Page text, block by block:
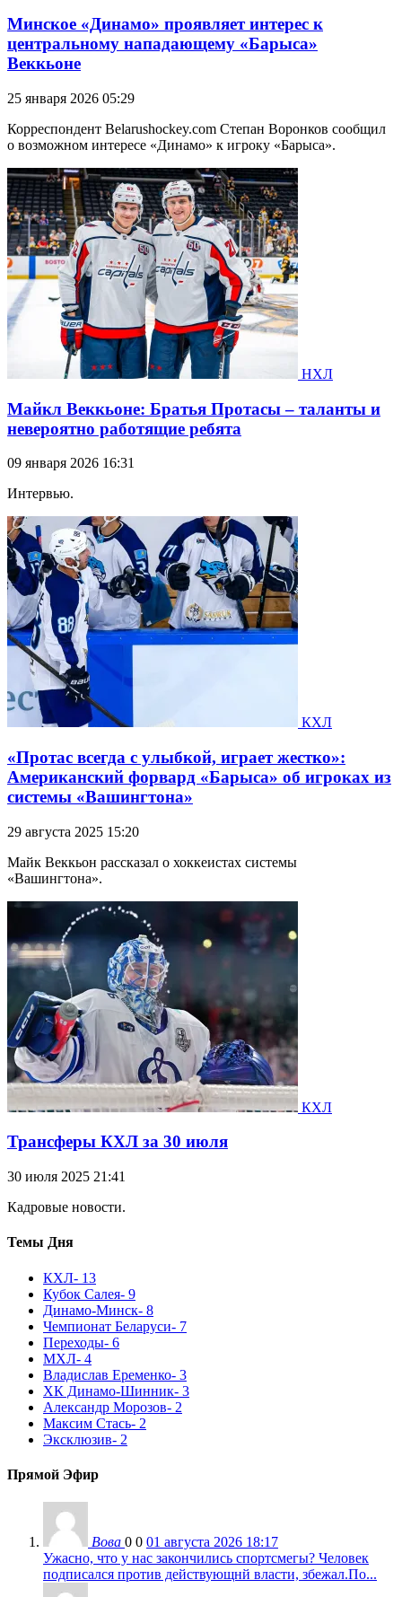
Минское «Динамо» проявляет интерес к
центральному нападающему «Барыса»
Веккьоне
25 января 2026 05:29
Корреспондент Belarushockey.com Степан Воронков сообщил
о возможном интересе «Динамо» к игроку «Барыса».
НХЛ
Майкл Веккьоне: Братья Протасы – таланты и
невероятно работящие ребята
09 января 2026 16:31
Интервью.
КХЛ
«Протас всегда с улыбкой, играет жестко»:
Американский форвард «Барыса» об игроках из
системы «Вашингтона»
29 августа 2025 15:20
Майк Веккьон рассказал о хоккеистах системы
«Вашингтона».
КХЛ
Трансферы КХЛ за 30 июля
30 июля 2025 21:41
Кадровые новости.
Темы Дня
КХЛ- 13
Кубок Салея- 9
Динамо-Минск- 8
Чемпионат Беларуси- 7
Переходы- 6
МХЛ- 4
Владислав Еременко- 3
ХК Динамо-Шинник- 3
Александр Морозов- 2
Максим Стась- 2
Эксклюзив- 2
Прямой Эфир
Вова 0 0 01 августа 2026 18:17
Ужасно, что у нас закончились спортсмегы? Человек
подписался против действующнй власти, збежал.По...